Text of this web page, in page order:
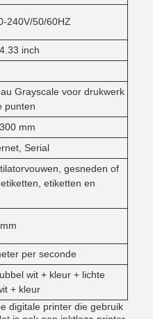
240V/50/60HZ
inch
Grayscale voor drukwerk
punten
mm
Serial
gesneden of
etiketten en
per seconde
wit + kleur + lichte
+ kleur
digitale printer die gebruik